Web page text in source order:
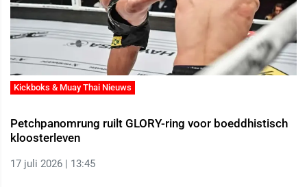
Kickboks & Muay Thai Nieuws
Petchpanomrung ruilt GLORY-ring voor boeddhistisch
kloosterleven
17 juli 2026 | 13:45